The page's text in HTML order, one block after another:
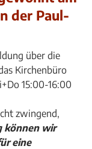
der Paul-
über die
Kirchenbüro
15:00-16:00
zwingend,
können wir
eine